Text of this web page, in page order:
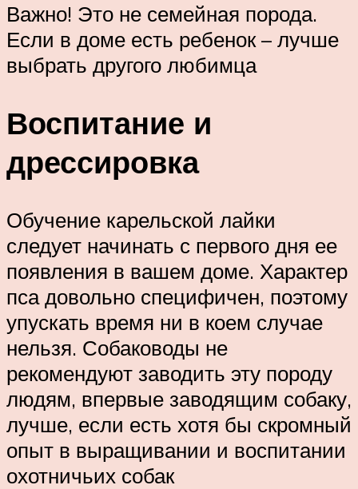
Важно! Это не семейная порода.
Если в доме есть ребенок – лучше
выбрать другого любимца
Воспитание и
дрессировка
Обучение карельской лайки
следует начинать с первого дня ее
появления в вашем доме. Характер
пса довольно специфичен, поэтому
упускать время ни в коем случае
нельзя. Собаководы не
рекомендуют заводить эту породу
людям, впервые заводящим собаку,
лучше, если есть хотя бы скромный
опыт в выращивании и воспитании
охотничьих собак